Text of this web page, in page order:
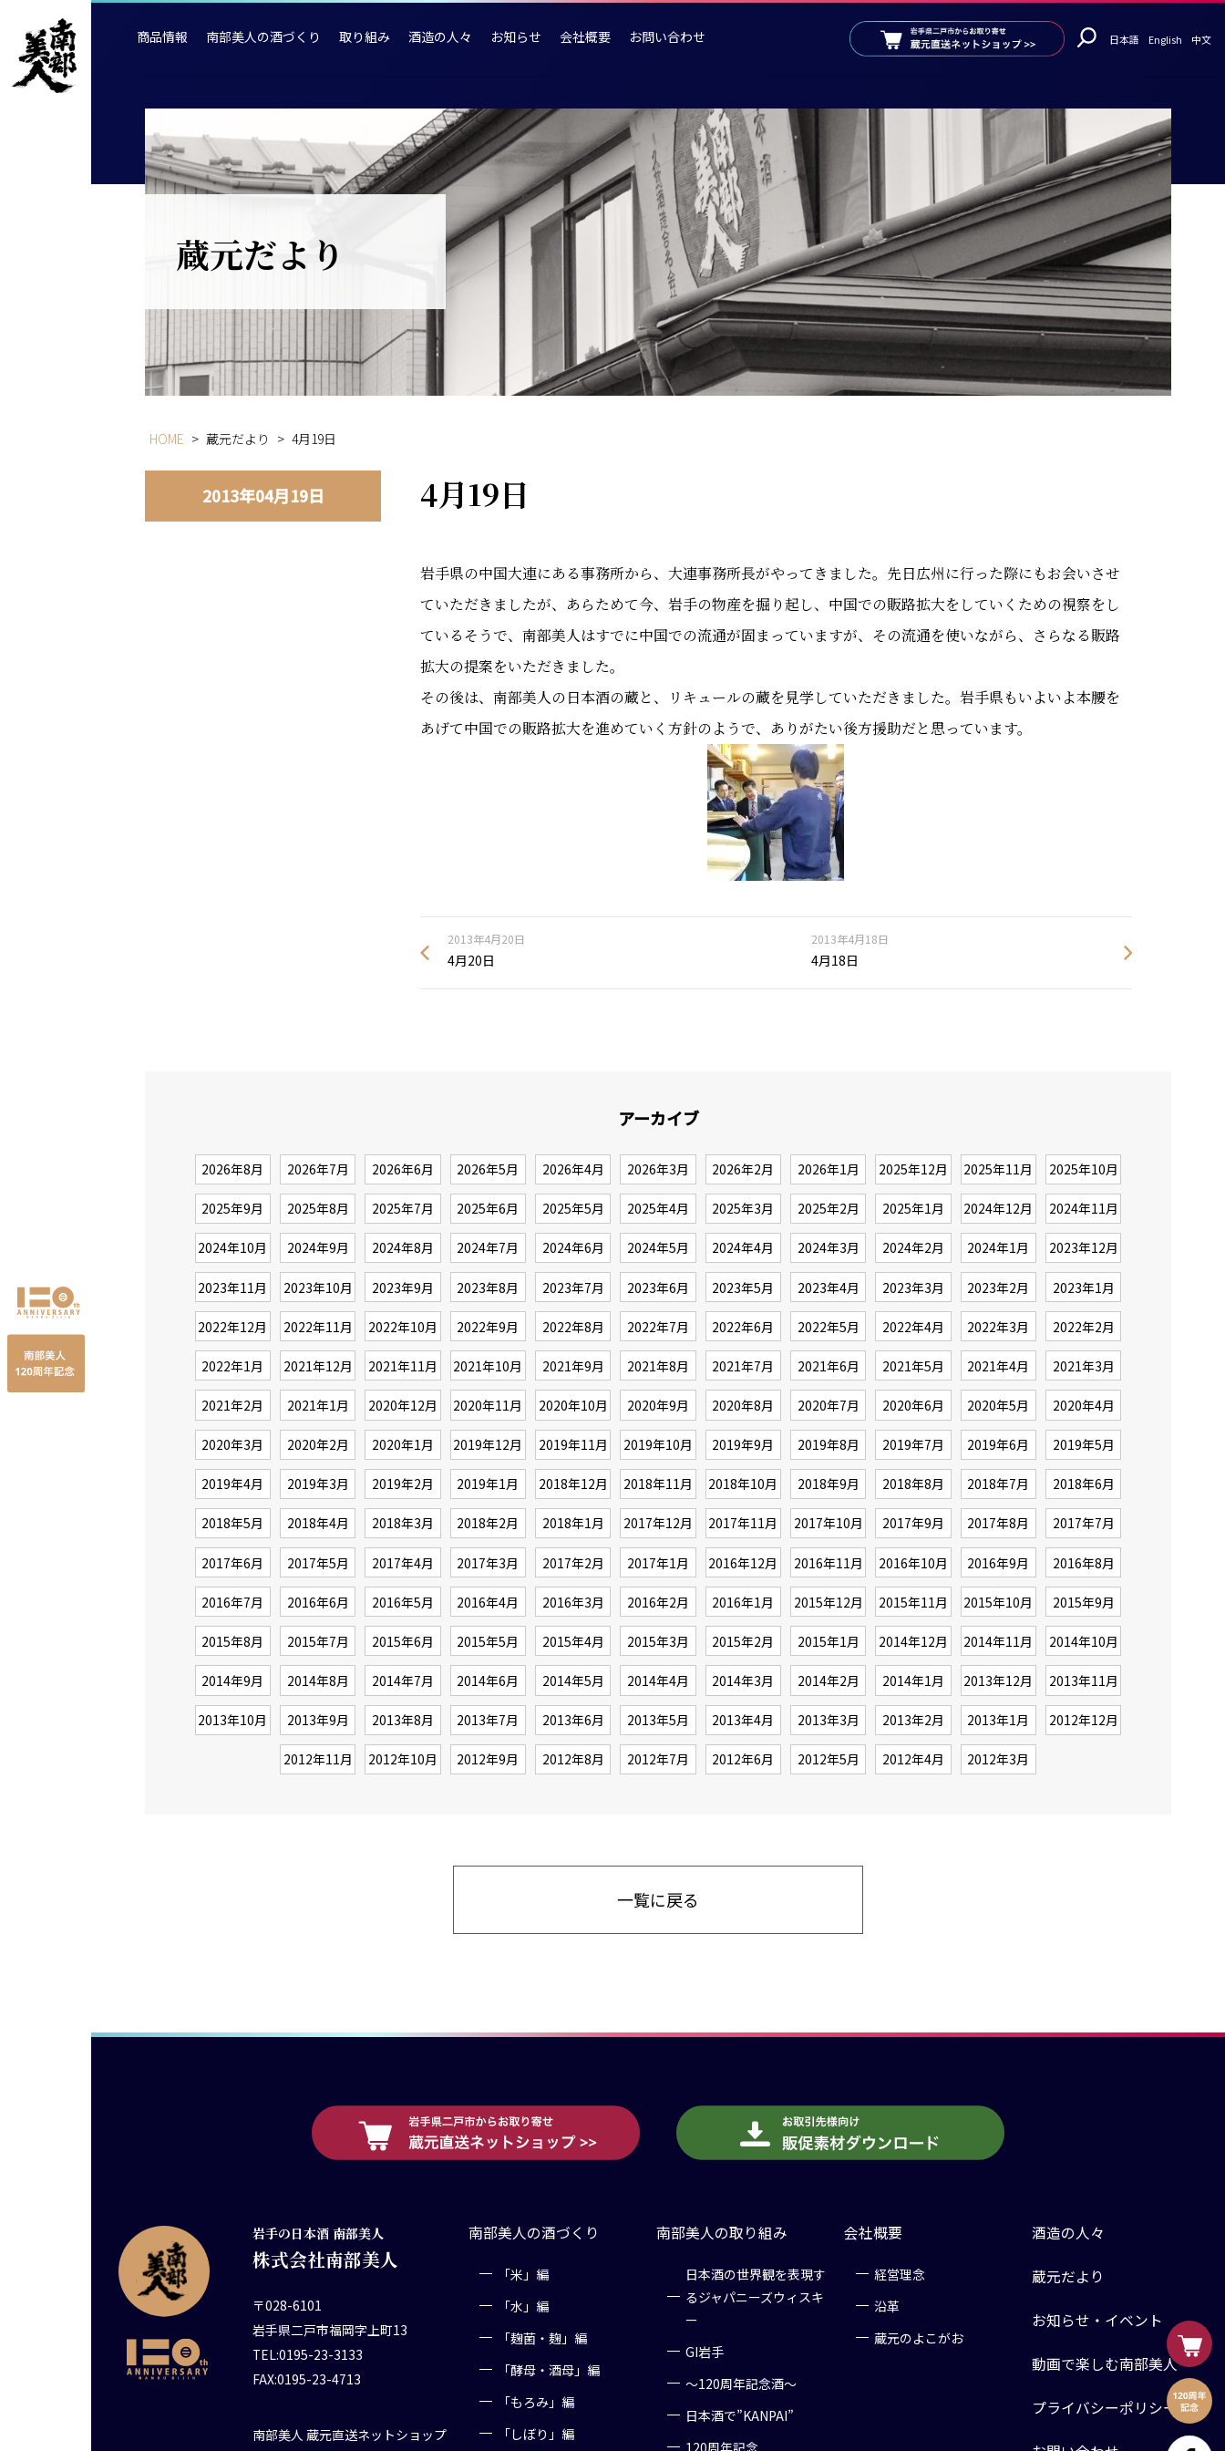
商品情報 南部美人の酒づくり 取り組み 酒造の人々 お知らせ 会社概要 お問い合わせ 日本語 English 中文
蔵元だより
HOME > 蔵元だより > 4月19日
2013年04月19日 4月19日
岩手県の中国大連にある事務所から、大連事務所長がやってきました。先日広州に行った際にもお会いさせ
ていただきましたが、あらためて今、岩手の物産を掘り起し、中国での販路拡大をしていくための視察をし
ているそうで、南部美人はすでに中国での流通が固まっていますが、その流通を使いながら、さらなる販路
拡大の提案をいただきました。
その後は、南部美人の日本酒の蔵と、リキュールの蔵を見学していただきました。岩手県もいよいよ本腰を
あげて中国での販路拡大を進めていく方針のようで、ありがたい後方援助だと思っています。
2013年4月20日
4月20日
2013年4月18日
4月18日
アーカイブ
2026年8月 2026年7月 2026年6月 2026年5月 2026年4月 2026年3月 2026年2月 2026年1月 2025年12月 2025年11月 2025年10月
2025年9月 2025年8月 2025年7月 2025年6月 2025年5月 2025年4月 2025年3月 2025年2月 2025年1月 2024年12月 2024年11月
2024年10月 2024年9月 2024年8月 2024年7月 2024年6月 2024年5月 2024年4月 2024年3月 2024年2月 2024年1月 2023年12月
2023年11月 2023年10月 2023年9月 2023年8月 2023年7月 2023年6月 2023年5月 2023年4月 2023年3月 2023年2月 2023年1月
2022年12月 2022年11月 2022年10月 2022年9月 2022年8月 2022年7月 2022年6月 2022年5月 2022年4月 2022年3月 2022年2月
2022年1月 2021年12月 2021年11月 2021年10月 2021年9月 2021年8月 2021年7月 2021年6月 2021年5月 2021年4月 2021年3月
2021年2月 2021年1月 2020年12月 2020年11月 2020年10月 2020年9月 2020年8月 2020年7月 2020年6月 2020年5月 2020年4月
2020年3月 2020年2月 2020年1月 2019年12月 2019年11月 2019年10月 2019年9月 2019年8月 2019年7月 2019年6月 2019年5月
2019年4月 2019年3月 2019年2月 2019年1月 2018年12月 2018年11月 2018年10月 2018年9月 2018年8月 2018年7月 2018年6月
2018年5月 2018年4月 2018年3月 2018年2月 2018年1月 2017年12月 2017年11月 2017年10月 2017年9月 2017年8月 2017年7月
2017年6月 2017年5月 2017年4月 2017年3月 2017年2月 2017年1月 2016年12月 2016年11月 2016年10月 2016年9月 2016年8月
2016年7月 2016年6月 2016年5月 2016年4月 2016年3月 2016年2月 2016年1月 2015年12月 2015年11月 2015年10月 2015年9月
2015年8月 2015年7月 2015年6月 2015年5月 2015年4月 2015年3月 2015年2月 2015年1月 2014年12月 2014年11月 2014年10月
2014年9月 2014年8月 2014年7月 2014年6月 2014年5月 2014年4月 2014年3月 2014年2月 2014年1月 2013年12月 2013年11月
2013年10月 2013年9月 2013年8月 2013年7月 2013年6月 2013年5月 2013年4月 2013年3月 2013年2月 2013年1月 2012年12月
2012年11月 2012年10月 2012年9月 2012年8月 2012年7月 2012年6月 2012年5月 2012年4月 2012年3月
一覧に戻る
岩手の日本酒 南部美人
株式会社南部美人
〒028-6101
岩手県二戸市福岡字上町13
TEL:0195-23-3133
FAX:0195-23-4713
南部美人 蔵元直送ネットショップ
南部美人の酒づくり
「米」編
「水」編
「麹菌・麹」編
「酵母・酒母」編
「もろみ」編
「しぼり」編
南部美人の取り組み
日本酒の世界観を表現す
るジャパニーズウィスキ
ー
GI岩手
～120周年記念酒～
日本酒で”KANPAI”
120周年記念
会社概要
経営理念
沿革
蔵元のよこがお
酒造の人々
蔵元だより
お知らせ・イベント
動画で楽しむ南部美人
プライバシーポリシー